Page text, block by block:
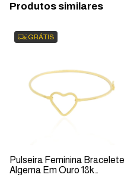
Produtos similares
GRÁTIS
Pulseira Feminina Bracelete
Algema Em Ouro 18k